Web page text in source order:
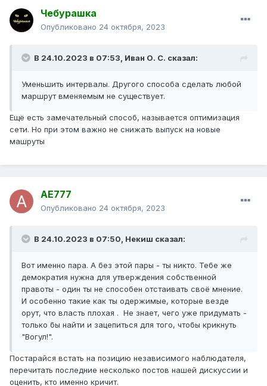
Чебурашка
Опубликовано 24 октября, 2023
В 24.10.2023 в 07:53, Иван О. С. сказал:
Уменьшить интервалы. Другого способа сделать любой
маршрут вменяемым не существует.
Ещё есть замечательный способ, называется оптимизация
сети. Но при этом важно не снижать выпуск на новые
машруты
AE777
Опубликовано 24 октября, 2023
В 24.10.2023 в 07:50, Некиш сказал:
Вот именно пара. А без этой пары - ты никто. Тебе же
демократия нужна для утверждения собственной
правоты - один ты не способен отстаивать своё мнение.
И особенно такие как ты одержимые, которые везде
орут, что власть плохая . Не знает, чего уже придумать -
только бы найти и зацепиться для того, чтобы крикнуть
"Вогул!".
Постарайся встать на позицию независимого наблюдателя,
перечитать последние несколько постов нашей дискуссии и
оценить, кто именно кричит.